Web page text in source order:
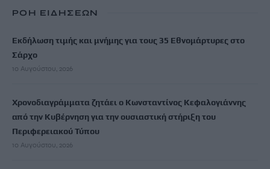
ΡΟΗ ΕΙΔΗΣΕΩΝ
Εκδήλωση τιμής και μνήμης για τους 35 Εθνομάρτυρες στο
Σάρχο
10 Αυγούστου, 2026
Χρονοδιαγράμματα ζητάει ο Κωνσταντίνος Κεφαλογιάννης
από την Κυβέρνηση για την ουσιαστική στήριξη του
Περιφερειακού Τύπου
10 Αυγούστου, 2026